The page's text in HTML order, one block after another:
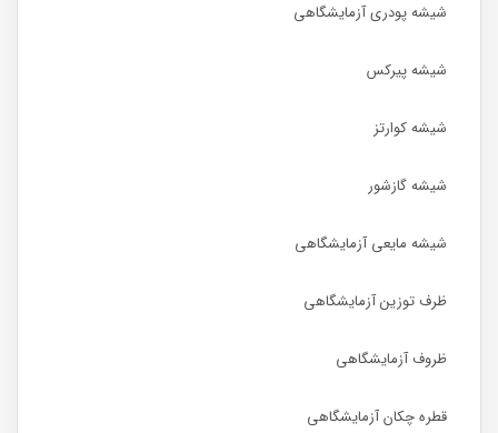
شیشه پودری آزمایشگاهی
شیشه پیرکس
شیشه کوارتز
شیشه گازشور
شیشه مایعی آزمایشگاهی
ظرف توزین آزمایشگاهی
ظروف آزمایشگاهی
قطره چکان آزمایشگاهی